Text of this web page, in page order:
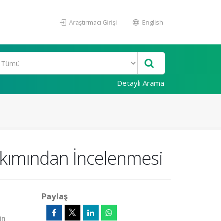
Araştırmacı Girişi English
Detaylı Arama
İncelenmesi
Paylaş